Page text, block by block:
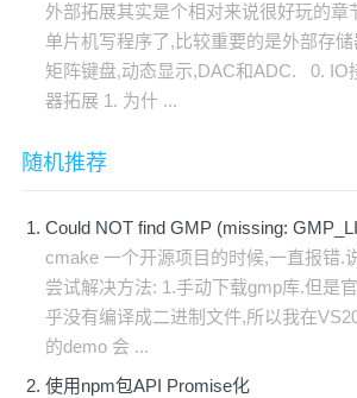
外部拓展其实是个相对来说很好玩的章
单片机写程序了,比较重要的是外部存
矩阵键盘,动态显示,DAC和ADC. 0. IO
器拓展 1. 为什 ...
随机推荐
Could NOT find GMP (missing:
cmake 一个开源项目的时候,一直报错.
尝试解决方法: 1.手动下载gmp库.但是
乎没有编译成二进制文件,所以我在
的demo 会 ...
使用npm包API Promise化